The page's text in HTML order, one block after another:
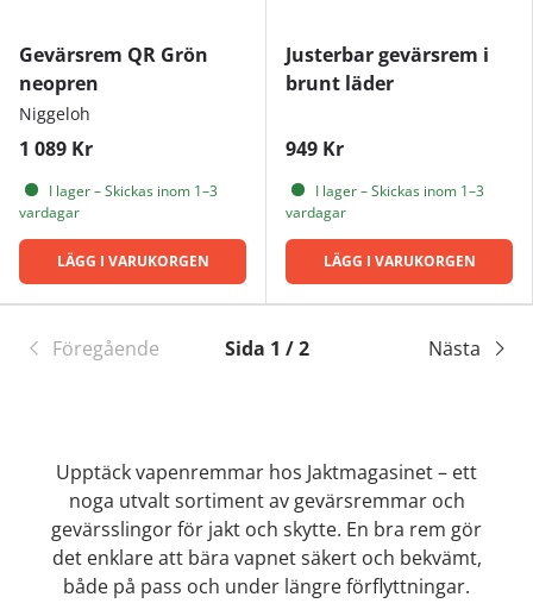
Gevärsrem QR Grön
neopren
Niggeloh
1 089 Kr
I lager – Skickas inom 1–3
vardagar
LÄGG I VARUKORGEN
Justerbar gevärsrem i
brunt läder
949 Kr
I lager – Skickas inom 1–3
vardagar
LÄGG I VARUKORGEN
Föregående Sida 1 / 2 Nästa
Upptäck vapenremmar hos Jaktmagasinet – ett
noga utvalt sortiment av gevärsremmar och
gevärsslingor för jakt och skytte. En bra rem gör
det enklare att bära vapnet säkert och bekvämt,
både på pass och under längre förflyttningar.